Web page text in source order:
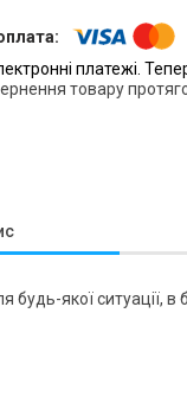
платежі.
товару
будь-якої ситуації, в